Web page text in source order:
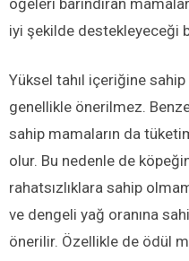
öğeleri barındıran
iyi şekilde destekleyeceği
Yüksel tahıl içeriğine
genellikle önerilmez.
sahip mamaların da
olur. Bu nedenle de
rahatsızlıklara sahip
ve dengeli yağ oranına
önerilir. Özellikle de ödül